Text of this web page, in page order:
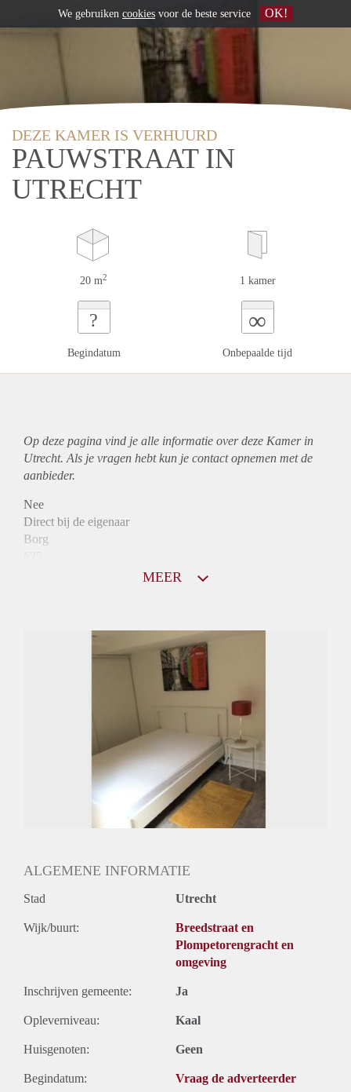
DEZE KAMER IS VERHUURD
PAUWSTRAAT IN
UTRECHT
20 m2 1 kamer
?
Begindatum
∞
Onbepaalde tijd
Op deze pagina vind je alle informatie over deze Kamer in
Utrecht. Als je vragen hebt kun je contact opnemen met de
aanbieder.
Nee
Direct bij de eigenaar
Borg
MEER
ALGEMENE INFORMATIE
Stad Utrecht
Wijk/buurt:
Breedstraat en
Plompetorengracht en
omgeving
Inschrijven gemeente: Ja
Opleverniveau: Kaal
Huisgenoten: Geen
Begindatum: Vraag de adverteerder
We gebruiken cookies voor de beste service OK!